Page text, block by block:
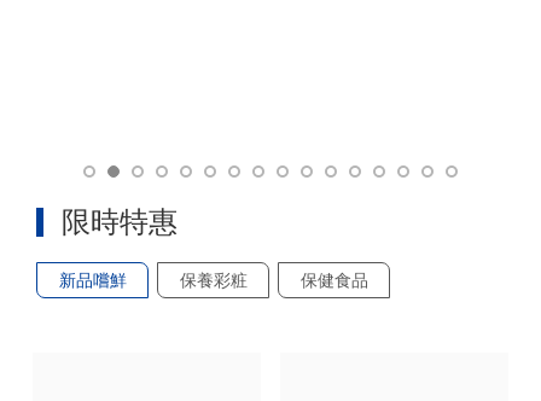
限時特惠
新品嚐鮮 保養彩粧 保健食品